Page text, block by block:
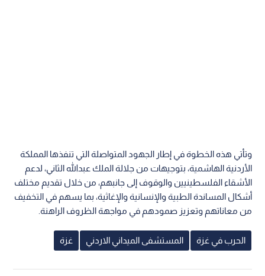
وتأتي هذه الخطوة في إطار الجهود المتواصلة التي تنفذها المملكة
الأردنية الهاشمية، بتوجيهات من جلالة الملك عبدالله الثاني، لدعم
الأشقاء الفلسطينيين والوقوف إلى جانبهم، من خلال تقديم مختلف
أشكال المساندة الطبية والإنسانية والإغاثية، بما يسهم في التخفيف
من معاناتهم وتعزيز صمودهم في مواجهة الظروف الراهنة.
الحرب في غزة المستشفى الميداني الاردني غزة